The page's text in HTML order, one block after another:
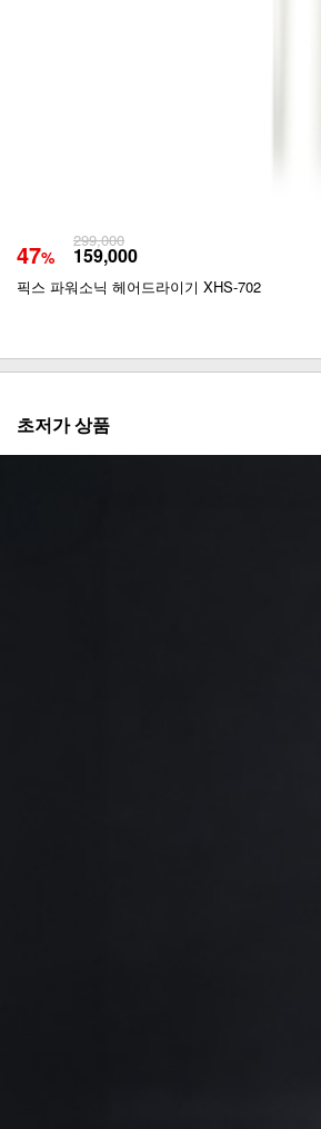
47%
299,000
159,000
픽스 파워소닉 헤어드라이기 XHS-702
초저가 상품